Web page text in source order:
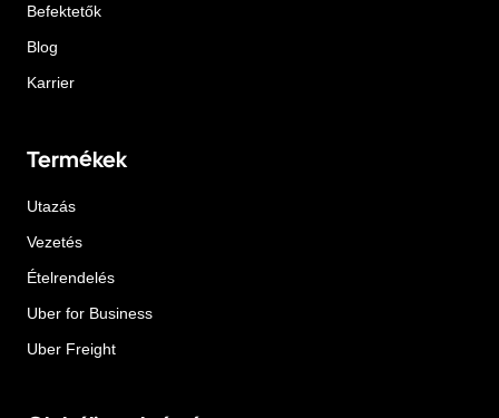
Befektetők
Blog
Karrier
Termékek
Utazás
Vezetés
Ételrendelés
Uber for Business
Uber Freight